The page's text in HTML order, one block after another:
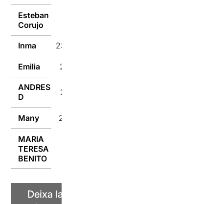
Esteban
Corujo
Inma 23/02/2023
Emilia 23/02/2023
ANDRES
D
23/02/2023
Many 23/02/2023
MARIA
TERESA
BENITO
Deixa la